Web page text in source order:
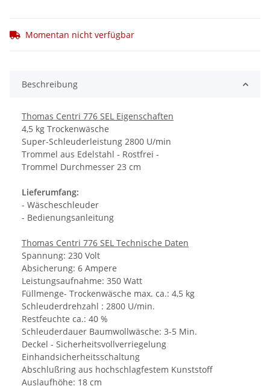
Momentan nicht verfügbar
Beschreibung
Thomas Centri 776 SEL Eigenschaften
4,5 kg Trockenwäsche
Super-Schleuderleistung 2800 U/min
Trommel aus Edelstahl - Rostfrei -
Trommel Durchmesser 23 cm
Lieferumfang:
- Wäscheschleuder
- Bedienungsanleitung
Thomas Centri 776 SEL Technische Daten
Spannung: 230 Volt
Absicherung: 6 Ampere
Leistungsaufnahme: 350 Watt
Füllmenge- Trockenwäsche max. ca.: 4,5 kg
Schleuderdrehzahl : 2800 U/min.
Restfeuchte ca.: 40 %
Schleuderdauer Baumwollwäsche: 3-5 Min.
Deckel - Sicherheitsvollverriegelung
Einhandsicherheitsschaltung
Abschlußring aus hochschlagfestem Kunststoff
Auslaufhöhe: 18 cm